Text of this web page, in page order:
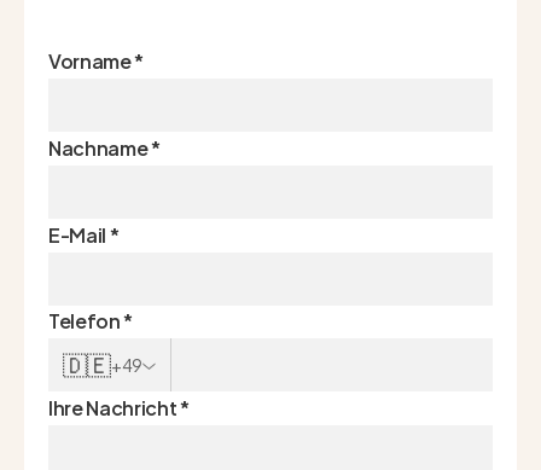
Vorname*
Nachname*
E-Mail*
Telefon*
🇩🇪+49
Ihre Nachricht*